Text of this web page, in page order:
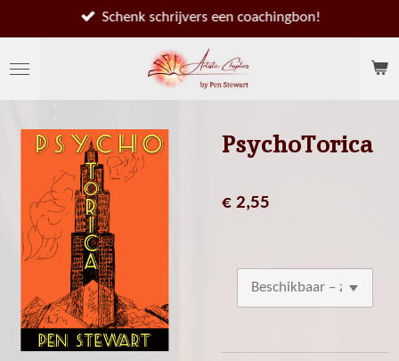
direct
naar
Schenk schrijvers een coachingbon!
PsychoTorica
€ 2,55